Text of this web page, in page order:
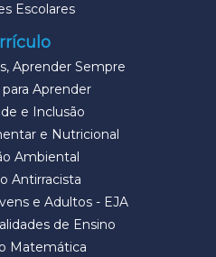
Escolares
Aprender Sempre
Aprender
e Inclusão
e Nutricional
Ambiental
Antirracista
e Adultos - EJA
de Ensino
Matemática